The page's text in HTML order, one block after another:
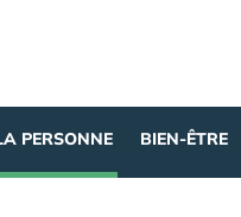
PERSONNE BIEN-ÊTRE